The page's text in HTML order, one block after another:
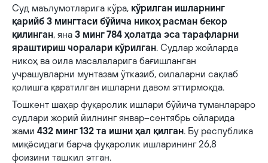
Суд маълумотларига кўра, кўрилган ишларнинг
қарийб 3 мингтаси бўйича никоҳ расман бекор
қилинган, яна 3 минг 784 ҳолатда эса тарафларни
яраштириш чоралари кўрилган. Судлар жойларда
никоҳ ва оила масалаларига бағишланган
учрашувларни мунтазам ўтказиб, оилаларни сақлаб
қолишга қаратилган ишларни давом эттирмоқда.
Тошкент шаҳар фуқаролик ишлари бўйича туманлараро
судлари жорий йилнинг январ–сентябрь ойларида
жами 432 минг 132 та ишни ҳал қилган. Бу республика
миқёсидаги барча фуқаролик ишларининг 26,8
фоизини ташкил этган.